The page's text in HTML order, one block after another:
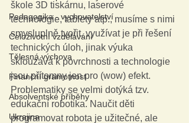
Pedagogika - vychovatelství
Celoživotní vzdělávání
Tělesná výchova
Finanční gramotnost
Absolventské příběhy
Ukrajina
škole 3D tiskárnu, laserové
technologie, tablety atp., musíme s nimi
smysluplně tvořit, využívat je při řešení
technických úloh, jinak výuka
sklouzává k povrchnosti a technologie
jsou přítomny jen pro (wow) efekt.
Problematiky se velmi dotýká tzv.
edukační robotika. Naučit děti
programovat robota je užitečné, ale